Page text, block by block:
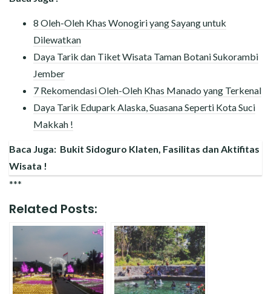
8 Oleh-Oleh Khas Wonogiri yang Sayang untuk
Dilewatkan
Daya Tarik dan Tiket Wisata Taman Botani Sukorambi
Jember
7 Rekomendasi Oleh-Oleh Khas Manado yang Terkenal
Daya Tarik Edupark Alaska, Suasana Seperti Kota Suci
Makkah !
Baca Juga: Bukit Sidoguro Klaten, Fasilitas dan Aktifitas
Wisata !
***
Related Posts: